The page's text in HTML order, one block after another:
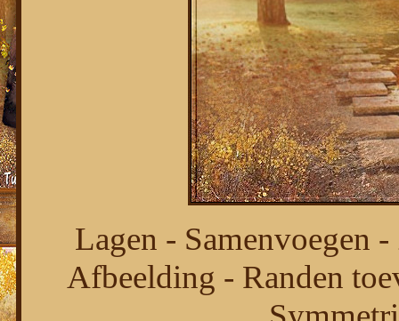
Lagen - Samenvoegen
Afbeelding - Randen